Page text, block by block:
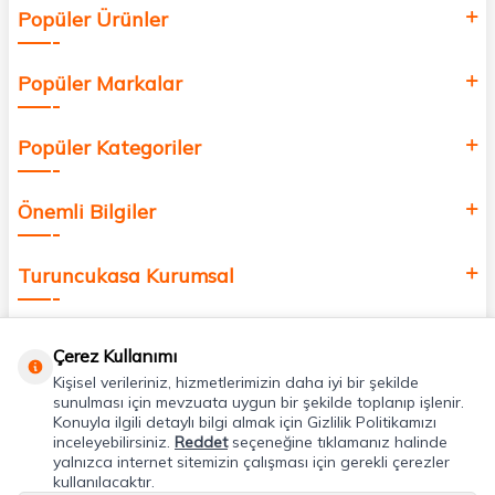
değer katmak için bize katılın!
Popüler Ürünler
Popüler Markalar
Popüler Kategoriler
Önemli Bilgiler
Turuncukasa Kurumsal
Uygulamalarımız
Adres & İletişim
Çerez Kullanımı
Kişisel verileriniz, hizmetlerimizin daha iyi bir şekilde
sunulması için mevzuata uygun bir şekilde toplanıp işlenir.
Konuyla ilgili detaylı bilgi almak için Gizlilik Politikamızı
inceleyebilirsiniz. Reddetseçeneğine tıklamanız halinde
yalnızca internet sitemizin çalışması için gerekli çerezler
kullanılacaktır.